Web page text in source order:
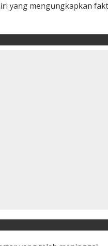
yang mengungkapkan